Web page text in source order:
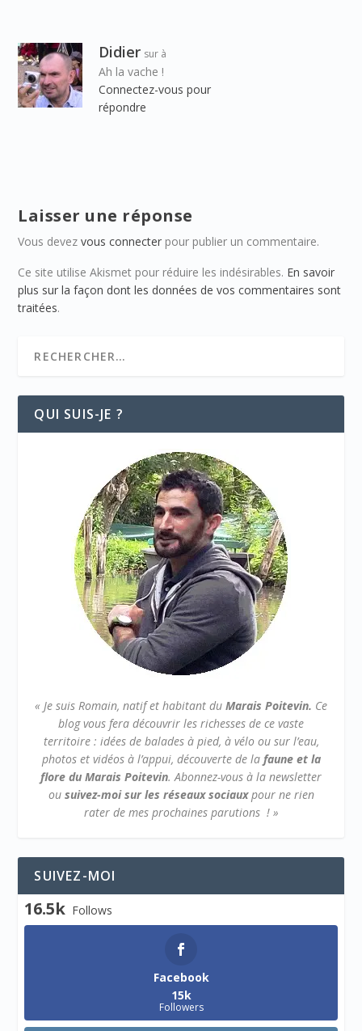
Didier sur à
Ah la vache !
Connectez-vous pour
répondre
Laisser une réponse
Vous devezvous connecter pour publier un commentaire.
Ce site utilise Akismet pour réduire les indésirables. En savoir
plus sur la façon dont les données de vos commentaires sont
traitées.
QUI SUIS-JE ?
« Je suis Romain, natif et habitant du Marais Poitevin. Ce
blog vous fera découvrir les richesses de ce vaste
territoire : idées de balades à pied, à vélo ou sur l’eau,
photos et vidéos à l’appui, découverte de la faune et la
flore du Marais Poitevin.Abonnez-vous à la newsletter
ou suivez-moi sur les réseaux sociauxpour ne rien
rater de mes prochaines parutions ! »
SUIVEZ-MOI
16.5k Follows
Facebook
15k
Followers